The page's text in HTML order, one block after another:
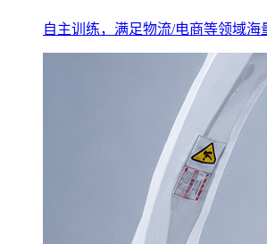
自主训练，满足物流/电商等领域海